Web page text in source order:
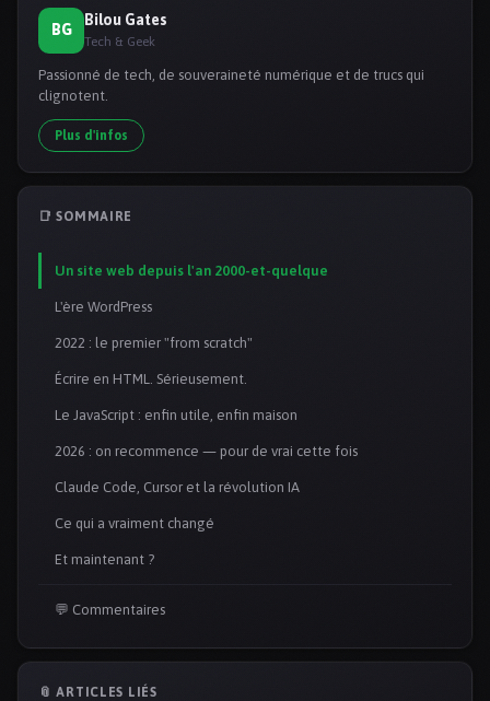
BG
Bilou Gates
Tech & Geek
Passionné de tech, de souveraineté numérique et de trucs qui
clignotent.
Plus d'infos
📑 SOMMAIRE
Un site web depuis l'an 2000-et-quelque
L'ère WordPress
2022 : le premier "from scratch"
Écrire en HTML. Sérieusement.
Le JavaScript : enfin utile, enfin maison
2026 : on recommence — pour de vrai cette fois
Claude Code, Cursor et la révolution IA
Ce qui a vraiment changé
Et maintenant ?
💬 Commentaires
📎 ARTICLES LIÉS